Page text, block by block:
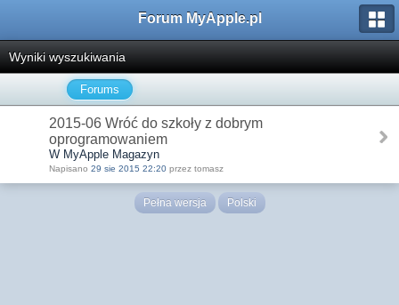
Forum MyApple.pl
Wyniki wyszukiwania
Forums
2015-06 Wróć do szkoły z dobrym
oprogramowaniem
W MyApple Magazyn
Napisano 29 sie 2015 22:20 przez tomasz
Pełna wersja Polski